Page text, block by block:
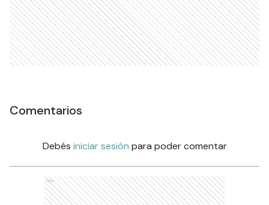
Comentarios
Debés iniciar sesión para poder comentar
Ads